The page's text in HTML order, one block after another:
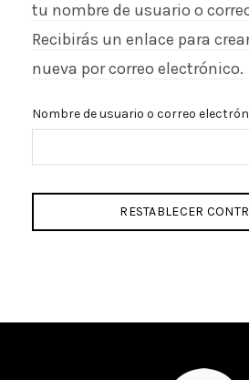
tu nombre de usuario o
Recibirás un enlace para
nueva por correo electrónico.
Nombre de usuario o correo
RESTABLECER